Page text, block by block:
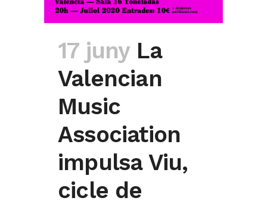
17 juny La
Valencian
Music
Association
impulsa Viu,
cicle de